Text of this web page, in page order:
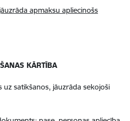
apmaksu apliecinošs
KĀRTĪBA
uz satikšanos, jāuzrāda sekojoši